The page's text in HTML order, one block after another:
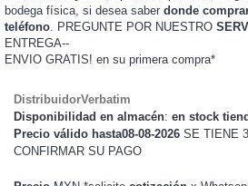
bodega física, si desea saber donde
teléfono. PREGUNTE POR NUESTRO
ENTREGA--
ENVIO GRATIS! en su primera compra*
DistribuidorVerbatim
Disponibilidad en almacén: en stock
Precio válido hasta08-08-2026 SE TIENE
CONFIRMAR SU PAGO